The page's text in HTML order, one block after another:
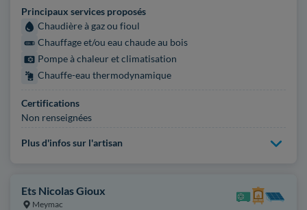
Principaux services proposés
Chaudière à gaz ou fioul
Chauffage et/ou eau chaude au bois
Pompe à chaleur et climatisation
Chauffe-eau thermodynamique
Certifications
Non renseignées
Plus d'infos sur l'artisan
Ets Nicolas Gioux
Meymac